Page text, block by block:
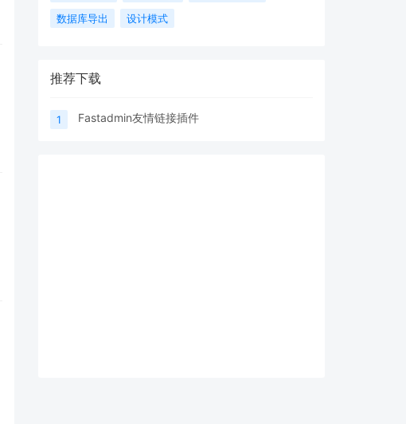
数据库导出
设计模式
推荐下载
1 Fastadmin友情链接插件